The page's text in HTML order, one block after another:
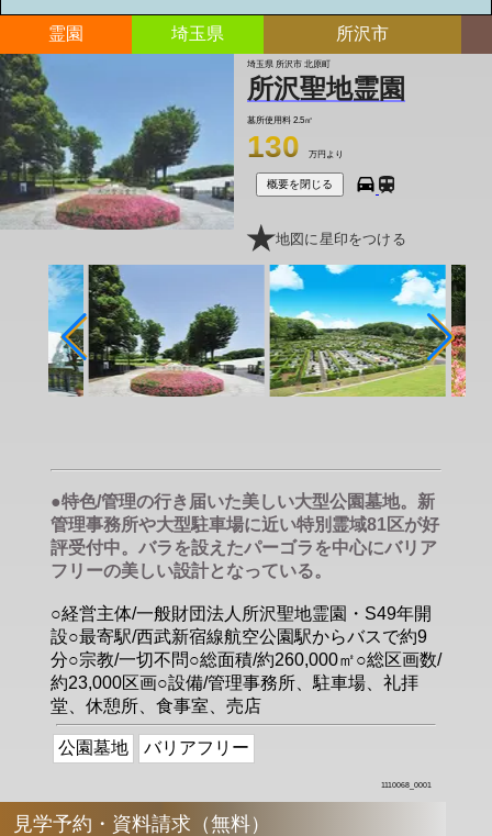
霊園 埼玉県 所沢市
埼玉県 所沢市 北原町
所沢聖地霊園
墓所使用料 2.5㎡
130 万円より
概要を閉じる
地図に星印をつける
●特色/管理の行き届いた美しい大型公園墓地。新
管理事務所や大型駐車場に近い特別霊域81区が好
評受付中。バラを設えたパーゴラを中心にバリア
フリーの美しい設計となっている。
○経営主体/一般財団法人所沢聖地霊園・S49年開
設○最寄駅/西武新宿線航空公園駅からバスで約9
分○宗教/一切不問○総面積/約260,000㎡○総区画数/
約23,000区画○設備/管理事務所、駐車場、礼拝
堂、休憩所、食事室、売店
公園墓地 バリアフリー
1110068_0001
見学予約・資料請求（無料）